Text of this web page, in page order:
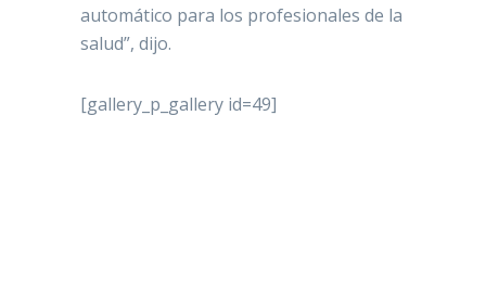
automático para los profesionales de la
salud”, dijo.
[gallery_p_gallery id=49]